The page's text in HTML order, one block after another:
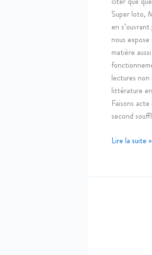
Super loto,
en
nous
matière
lectures
littérature
Faisons
second
Lire la suite »